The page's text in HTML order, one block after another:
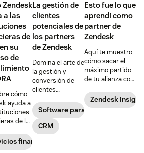
sobre los clientes
Zendesk
a las
de
su
de
cómo
ayuda a
de la
de
financieros
La gestión de
clientes
potenciales de
los partners
de Zendesk
Domina el arte de
la gestión y
conversión de
clientes
estas eficaces
estrategias
diseñadas para
los partners de
Software para ventas
CRM
Esto fue lo que
aprendí como
partner de
Zendesk
Aquí te muestro
cómo sacar el
máximo partido
de tu alianza con
Zendesk